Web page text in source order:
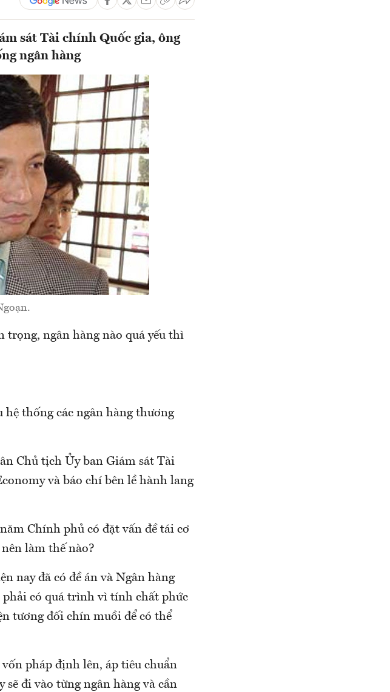
sát Tài chính Quốc gia, ông
ngân hàng
ngân hàng nào quá yếu thì
thống các ngân hàng thương
Chủ tịch Ủy ban Giám sát Tài
và báo chí bên lề hành lang
Chính phủ có đặt vấn đề tái cơ
làm thế nào?
nay đã có đề án và Ngân hàng
có quá trình vì tính chất phức
tương đối chín muồi để có thể
pháp định lên, áp tiêu chuẩn
sẽ đi vào từng ngân hàng và cần